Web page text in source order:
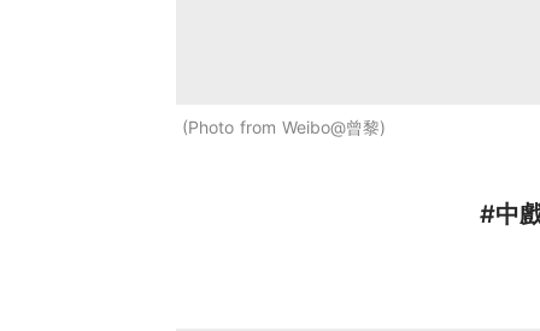
Photo from Weibo@曾黎
#中